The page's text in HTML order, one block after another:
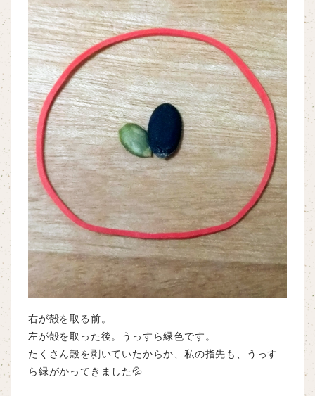
右が殻を取る前。
左が殻を取った後。うっすら緑色です。
たくさん殻を剥いていたからか、私の指先も、うっす
ら緑がかってきました💦